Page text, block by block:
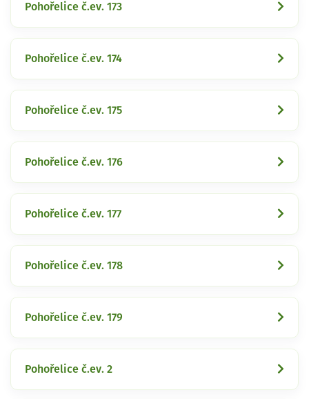
Pohořelice č.ev. 173
Pohořelice č.ev. 174
Pohořelice č.ev. 175
Pohořelice č.ev. 176
Pohořelice č.ev. 177
Pohořelice č.ev. 178
Pohořelice č.ev. 179
Pohořelice č.ev. 2